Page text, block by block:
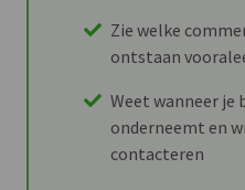
Zie welke
ontstaan
Weet wanneer je
onderneemt en
contacteren